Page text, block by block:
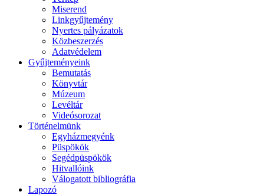
Miserend
Linkgyűjtemény
Nyertes pályázatok
Közbeszerzés
Adatvédelem
Gyűjteményeink
Bemutatás
Könyvtár
Múzeum
Levéltár
Videósorozat
Történelmünk
Egyházmegyénk
Püspökök
Segédpüspökök
Hitvallóink
Válogatott bibliográfia
Lapozó